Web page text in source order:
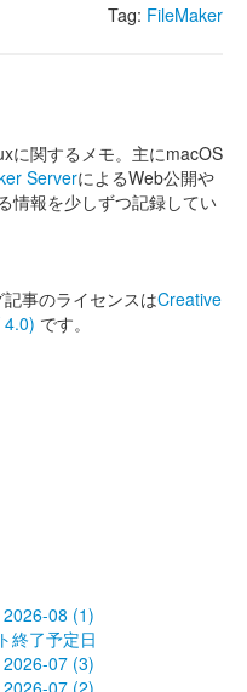
Tag: FileMaker
に関するメモ。主にmacOS
ServerによるWeb公開や
情報を少しずつ記録してい
事のライセンスはCreative
4.0) です。
08 (1)
終了予定日
07 (3)
07 (2)